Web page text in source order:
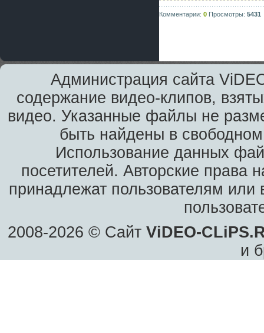
Комментарии: 0 Просмотры: 5431
Администрация сайта
содержание видео-клипов,
видео. Указанные файлы не
быть найдены в
Использование данных
посетителей. Авторские права
принадлежат пользователям или
2008-2026 © Сайт ViDEO-
и